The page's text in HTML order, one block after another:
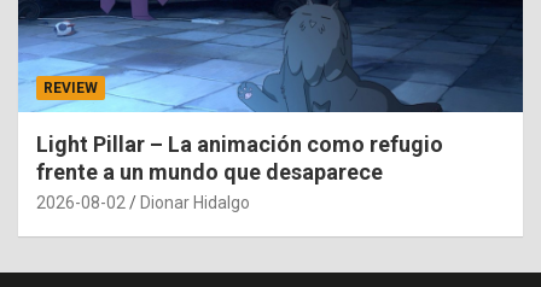
REVIEW
Light Pillar – La animación como refugio
frente a un mundo que desaparece
2026-08-02 Dionar Hidalgo